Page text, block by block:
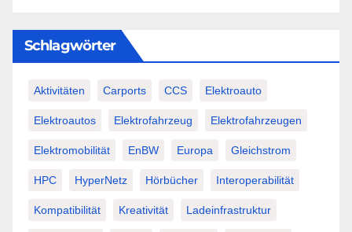
Schlagwörter
Aktivitäten Carports CCS Elektroauto
Elektroautos Elektrofahrzeug Elektrofahrzeugen
Elektromobilität EnBW Europa Gleichstrom
HPC HyperNetz Hörbücher Interoperabilität
Kompatibilität Kreativität Ladeinfrastruktur